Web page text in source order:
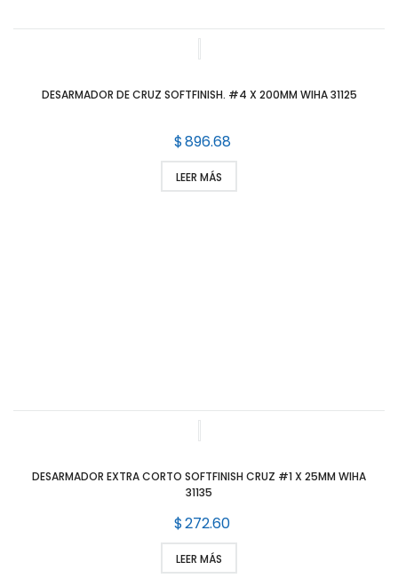
DESARMADOR DE CRUZ SOFTFINISH. #4 X 200MM WIHA 31125
$896.68
LEER MÁS
DESARMADOR EXTRA CORTO SOFTFINISH CRUZ #1 X 25MM WIHA
31135
$272.60
LEER MÁS